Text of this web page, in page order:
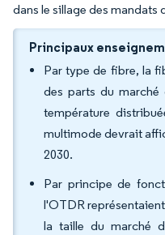
dans le sillage des
Principaux
Par type de fibre, la
des parts du
température
multimode devrait
2030.
Par principe de
l'OTDR
la taille du marché